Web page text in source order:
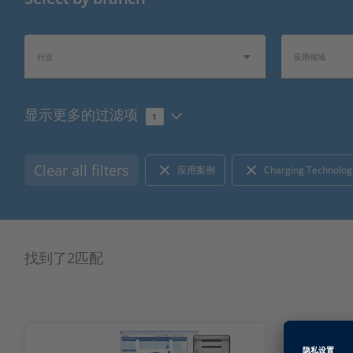
行业 应用领域
显示更多的过滤项 1
Clear all filters 应用案例 Charging
找到了2匹配